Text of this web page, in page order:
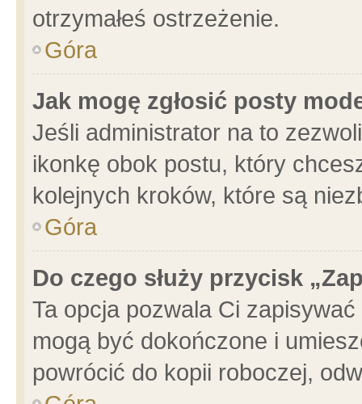
otrzymałeś ostrzeżenie.
Góra
Jak mogę zgłosić posty
Jeśli administrator na to
ikonkę obok postu, który
kolejnych kroków, które są
Góra
Do czego służy przycisk
Ta opcja pozwala Ci
mogą być dokończone i
powrócić do kopii roboczej,